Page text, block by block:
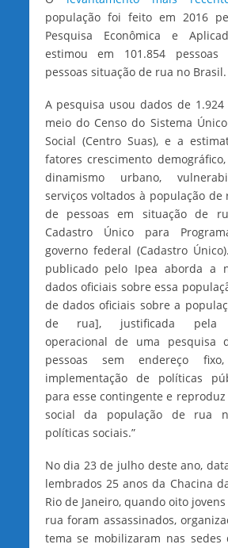
população foi feito em 2016
Pesquisa Econômica e
estimou em 101.854
pessoas situação de rua no Brasil.
A pesquisa usou dados de
meio do Censo do Sistema
Social (Centro Suas), e a
fatores crescimento
dinamismo urbano,
serviços voltados à população
de pessoas em situação de
Cadastro Único para
governo federal (Cadastro
publicado pelo Ipea aborda a
dados oficiais sobre essa
de dados oficiais sobre a
de rua], justificada pela
operacional de uma pesquisa
pessoas sem endereço
implementação de políticas
para esse contingente e
social da população de rua
políticas sociais.”
No dia 23 de julho deste ano,
lembrados 25 anos da Chacina
Rio de Janeiro, quando oito
rua foram assassinados,
tema se mobilizaram nas sedes